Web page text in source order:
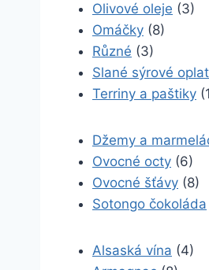
Olivové oleje (3)
Omáčky (8)
Různé (3)
Slané sýrové
Terriny a paštiky
Džemy a
Ovocné octy (6)
Ovocné šťávy (8)
Sotongo čokoláda
Alsaská vína (4)